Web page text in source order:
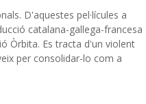
D'aquestes pel·lícules a
catalana-gallega-francesa
Òrbita. Es tracta d'un violent
per consolidar-lo com a